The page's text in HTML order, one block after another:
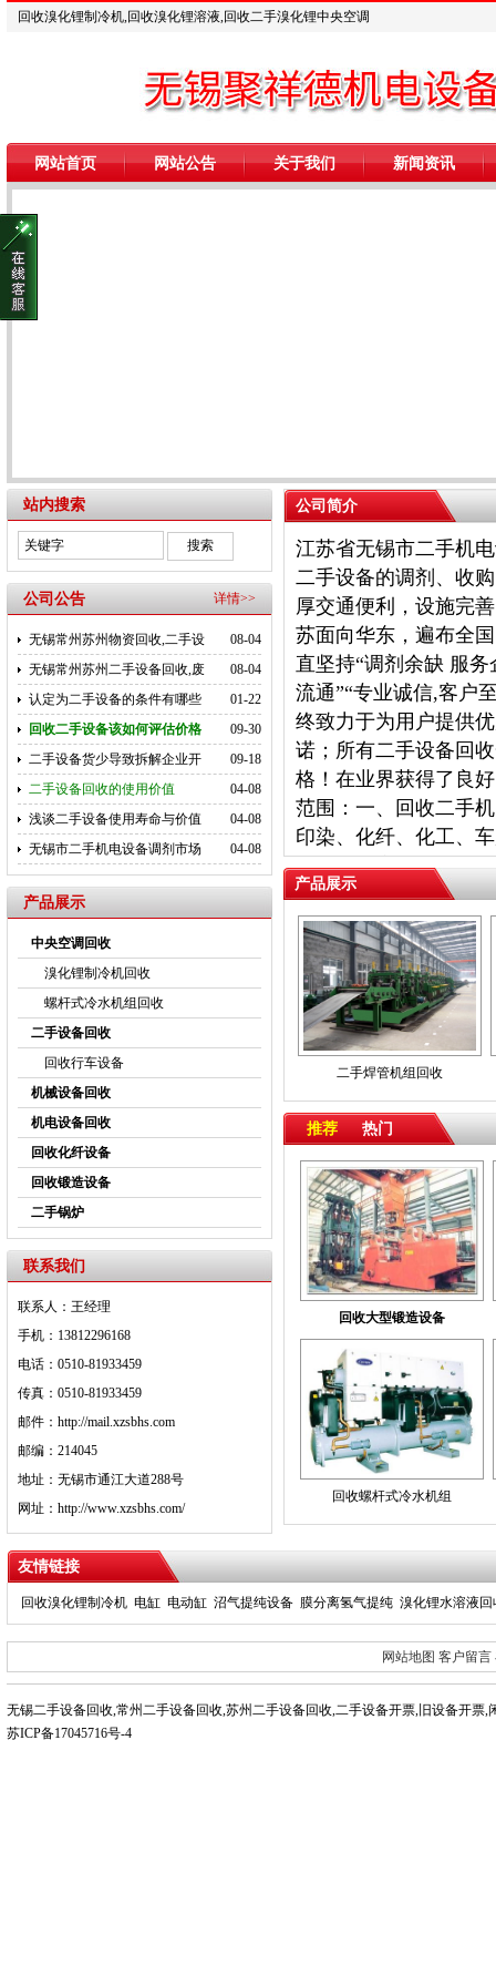
回收溴化锂制冷机,回收溴化锂溶液,回收二手溴化锂中央空调
网站首页 网站公告 关于我们 新闻资讯
站内搜索
详情>>
公司公告
08-04
无锡常州苏州物资回收,二手设
08-04
无锡常州苏州二手设备回收,废
01-22
认定为二手设备的条件有哪些
09-30
回收二手设备该如何评估价格
09-18
二手设备货少导致拆解企业开
04-08
二手设备回收的使用价值
04-08
浅谈二手设备使用寿命与价值
04-08
无锡市二手机电设备调剂市场
产品展示
中央空调回收
溴化锂制冷机回收
螺杆式冷水机组回收
二手设备回收
回收行车设备
机械设备回收
机电设备回收
回收化纤设备
回收锻造设备
二手锅炉
联系我们
联系人：王经理
手机：13812296168
电话：0510-81933459
传真：0510-81933459
邮件：http://mail.xzsbhs.com
邮编：214045
地址：无锡市通江大道288号
网址：http://www.xzsbhs.com/
公司简介
江苏省无锡市二手机
二手设备的调剂、收
厚交通便利，设施完
苏面向华东，遍布全
直坚持“调剂余缺 服
流通”“专业诚信,客户
终致力于为用户提供
诺；所有二手设备回
格！在业界获得了良
范围：一、回收二手
印染、化纤、化工、
制氧机、变压器、配
机、二、商场、酒店
房等结构拆除工程，
资的打包回收。四、
汽发生炉,中频炉,铸
炉等特种设备。承接倒
设备的整体收购。拥
拆装施工人员!
产品展示
二手焊管机组回收
推荐 热门
回收大型锻造设备
回收螺杆式冷水机组
友情链接
回收溴化锂制冷机 电缸 电动缸 沼气提纯设备 膜分离氢气提纯 溴化锂水溶液回
网站地图 客户留言
无锡二手设备回收 常州二手设备回收 苏州二手设备回收 二手设备开票 旧设备开票
苏ICP备17045716号-4